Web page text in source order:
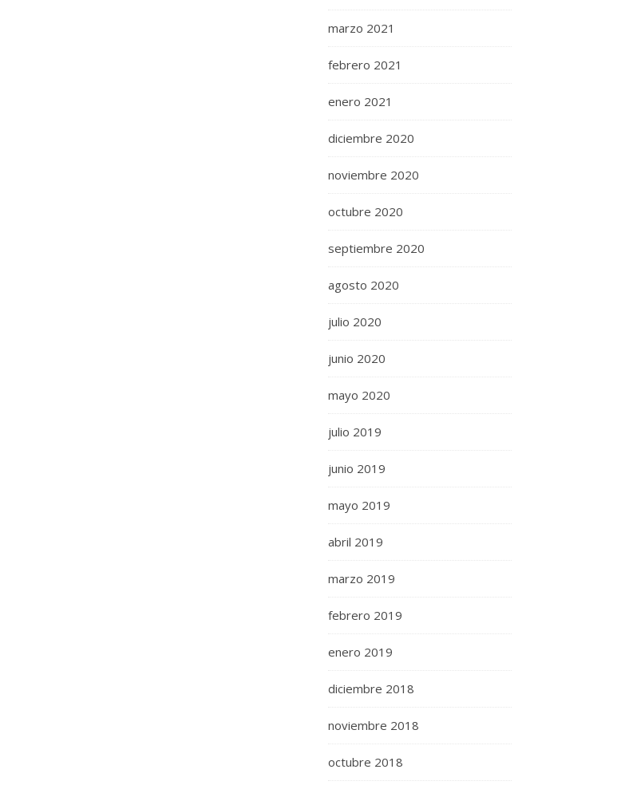
marzo 2021
febrero 2021
enero 2021
diciembre 2020
noviembre 2020
octubre 2020
septiembre 2020
agosto 2020
julio 2020
junio 2020
mayo 2020
julio 2019
junio 2019
mayo 2019
abril 2019
marzo 2019
febrero 2019
enero 2019
diciembre 2018
noviembre 2018
octubre 2018